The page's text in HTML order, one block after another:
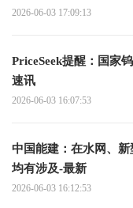
2026-06-03 17:09:13
PriceSeek提醒：国家
速讯
2026-06-03 16:07:53
中国能建：在水网、
均有涉及-最新
2026-06-03 16:12:53